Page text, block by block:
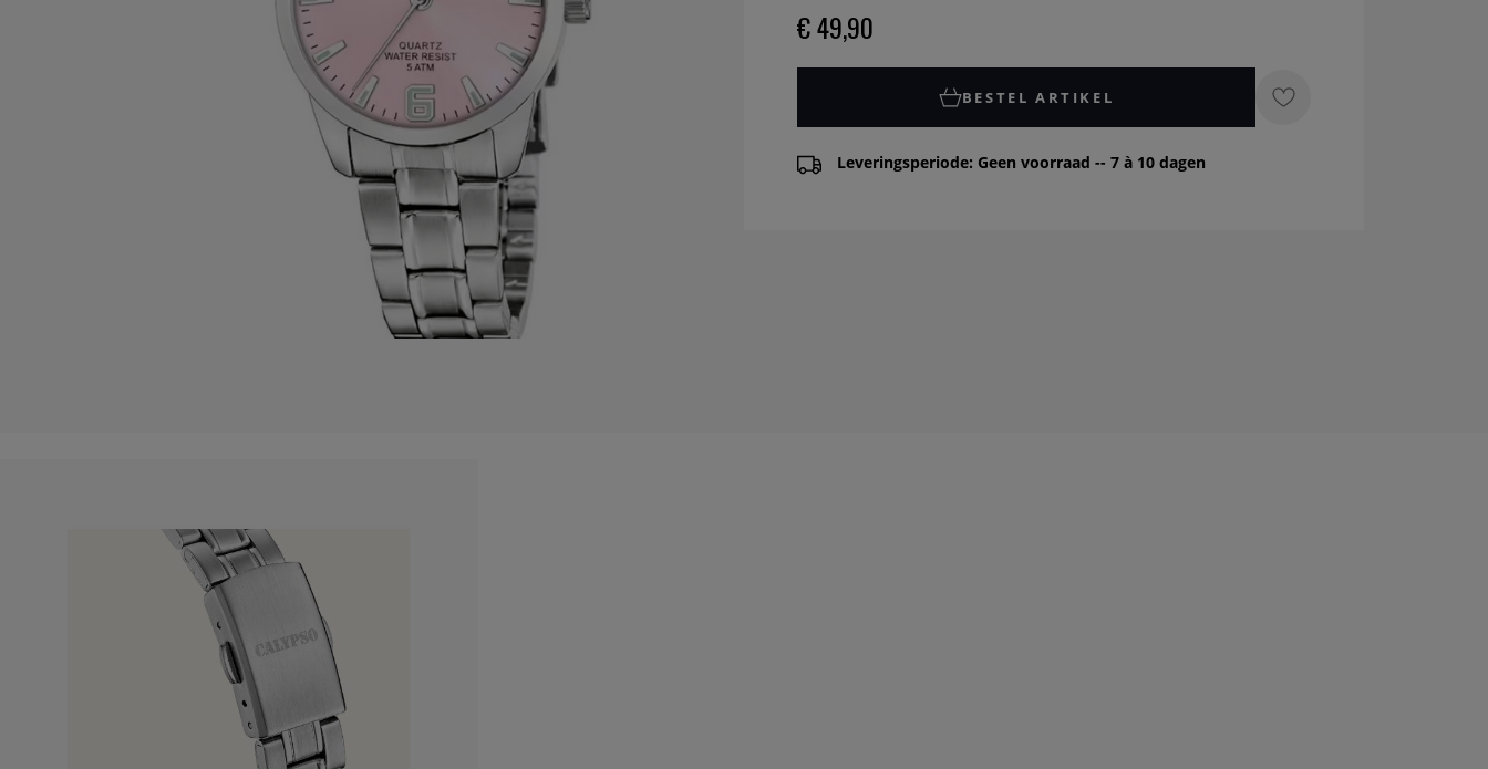
€ 49,90
BESTEL ARTIKEL
Leveringsperiode: Geen voorraad -- 7 à 10 dagen